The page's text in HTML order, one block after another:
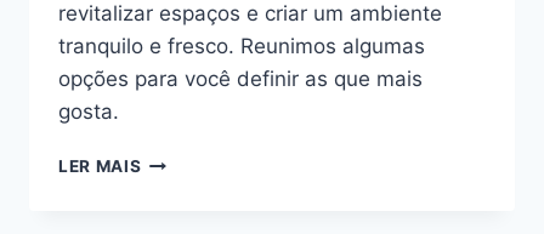
revitalizar espaços e criar um ambiente
tranquilo e fresco. Reunimos algumas
opções para você definir as que mais
gosta.
LER MAIS FOLHAGENS